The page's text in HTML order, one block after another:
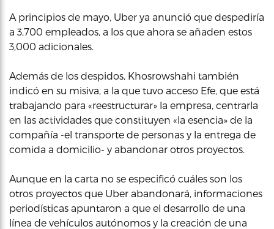
A principios de mayo, Uber ya anunció que despediría
a 3,700 empleados, a los que ahora se añaden estos
3,000 adicionales.
Además de los despidos, Khosrowshahi también
indicó en su misiva, a la que tuvo acceso Efe, que está
trabajando para «reestructurar» la empresa, centrarla
en las actividades que constituyen «la esencia» de la
compañía -el transporte de personas y la entrega de
comida a domicilio- y abandonar otros proyectos.
Aunque en la carta no se especificó cuáles son los
otros proyectos que Uber abandonará, informaciones
periodísticas apuntaron a que el desarrollo de una
línea de vehículos autónomos y la creación de una